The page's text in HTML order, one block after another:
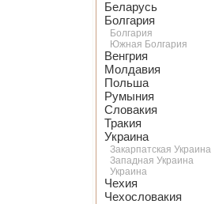
Беларусь
Болгария
Болгария
Южная Болгария
Венгрия
Молдавия
Польша
Румыния
Словакия
Тракия
Украина
Закарпатская Украина
Западная Украина
Украина
Чехия
Чехословакия